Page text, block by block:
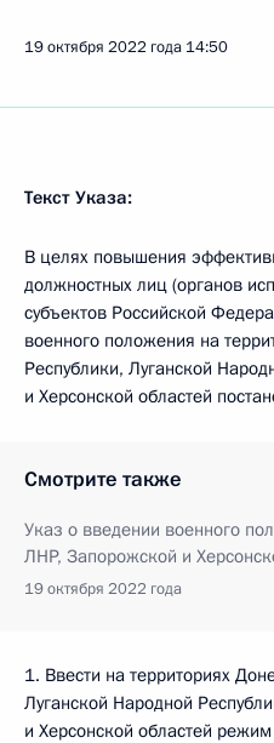
19 октября 2022 года 14:50
Текст Указа:
В целях повышения
должностных лиц (органов
субъектов Российской
военного положения на
Республики, Луганской
и Херсонской областей
Смотрите также
Указ о введении военного
ЛНР, Запорожской и
19 октября 2022 года
1. Ввести на территориях
Луганской Народной
и Херсонской областей